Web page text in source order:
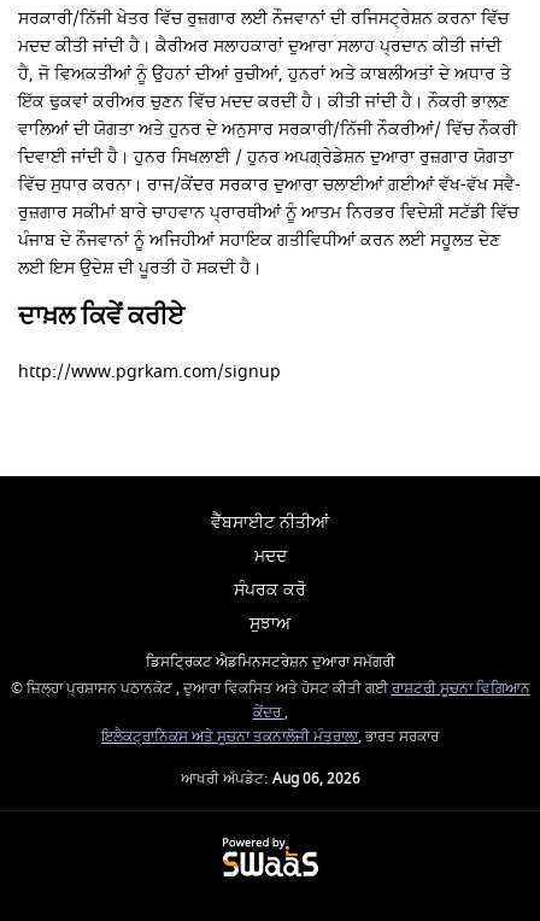
ਸਰਕਾਰੀ/ਨਿੱਜੀ ਖੇਤਰ ਵਿੱਚ ਰੁਜ਼ਗਾਰ ਲਈ ਨੌਜਵਾਨਾਂ ਦੀ ਰਜਿਸਟ੍ਰੇਸ਼ਨ ਕਰਨਾ ਵਿੱਚ
ਮਦਦ ਕੀਤੀ ਜਾਂਦੀ ਹੈ। ਕੈਰੀਅਰ ਸਲਾਹਕਾਰਾਂ ਦੁਆਰਾ ਸਲਾਹ ਪ੍ਰਦਾਨ ਕੀਤੀ ਜਾਂਦੀ
ਹੈ, ਜੋ ਵਿਅਕਤੀਆਂ ਨੂੰ ਉਹਨਾਂ ਦੀਆਂ ਰੁਚੀਆਂ, ਹੁਨਰਾਂ ਅਤੇ ਕਾਬਲੀਅਤਾਂ ਦੇ ਅਧਾਰ ਤੇ
ਇੱਕ ਢੁਕਵਾਂ ਕਰੀਅਰ ਚੁਣਨ ਵਿੱਚ ਮਦਦ ਕਰਦੀ ਹੈ। ਕੀਤੀ ਜਾਂਦੀ ਹੈ। ਨੌਕਰੀ ਭਾਲਣ
ਵਾਲਿਆਂ ਦੀ ਯੋਗਤਾ ਅਤੇ ਹੁਨਰ ਦੇ ਅਨੁਸਾਰ ਸਰਕਾਰੀ/ਨਿੱਜੀ ਨੌਕਰੀਆਂ/ ਵਿੱਚ ਨੌਕਰੀ
ਦਿਵਾਈ ਜਾਂਦੀ ਹੈ। ਹੁਨਰ ਸਿਖਲਾਈ / ਹੁਨਰ ਅਪਗ੍ਰੇਡੇਸ਼ਨ ਦੁਆਰਾ ਰੁਜ਼ਗਾਰ ਯੋਗਤਾ
ਵਿੱਚ ਸੁਧਾਰ ਕਰਨਾ। ਰਾਜ/ਕੇਂਦਰ ਸਰਕਾਰ ਦੁਆਰਾ ਚਲਾਈਆਂ ਗਈਆਂ ਵੱਖ-ਵੱਖ ਸਵੈ-
ਰੁਜ਼ਗਾਰ ਸਕੀਮਾਂ ਬਾਰੇ ਚਾਹਵਾਨ ਪ੍ਰਾਰਥੀਆਂ ਨੂੰ ਆਤਮ ਨਿਰਭਰ ਵਿਦੇਸ਼ੀ ਸਟੱਡੀ ਵਿੱਚ
ਪੰਜਾਬ ਦੇ ਨੌਜਵਾਨਾਂ ਨੂੰ ਅਜਿਹੀਆਂ ਸਹਾਇਕ ਗਤੀਵਿਧੀਆਂ ਕਰਨ ਲਈ ਸਹੂਲਤ ਦੇਣ
ਲਈ ਇਸ ਉਦੇਸ਼ ਦੀ ਪੂਰਤੀ ਹੋ ਸਕਦੀ ਹੈ।
ਦਾਖ਼ਲ ਕਿਵੇਂ ਕਰੀਏ
http://www.pgrkam.com/signup
ਵੈੱਬਸਾਈਟ ਨੀਤੀਆਂ
ਮਦਦ
ਸੰਪਰਕ ਕਰੋ
ਸੁਝਾਅ
ਡਿਸਟ੍ਰਿਕਟ ਐਡਮਿਨਸਟਰੇਸ਼ਨ ਦੁਆਰਾ ਸਮੱਗਰੀ
© ਜ਼ਿਲ੍ਹਾ ਪ੍ਰਸ਼ਾਸਨ ਪਠਾਨਕੋਟ , ਦੁਆਰਾ ਵਿਕਸਿਤ ਅਤੇ ਹੋਸਟ ਕੀਤੀ ਗਈਰਾਸ਼ਟਰੀ ਸੂਚਨਾ ਵਿਗਿਆਨ
ਕੇਂਦਰ,
ਇਲੈਕਟ੍ਰਾਨਿਕਸ ਅਤੇ ਸੂਚਨਾ ਤਕਨਾਲੋਜੀ ਮੰਤਰਾਲਾ, ਭਾਰਤ ਸਰਕਾਰ
ਆਖਰੀ ਅੱਪਡੇਟ: Aug 06, 2026